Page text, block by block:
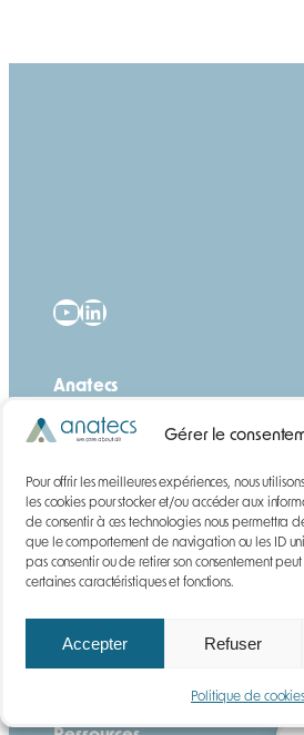
Gérer le
Pour offrir les meilleures expériences, nous
les cookies pour stocker et/ou accéder aux
de consentir à ces technologies nous permettra
que le comportement de navigation ou les ID
pas consentir ou de retirer son consentement
certaines caractéristiques et fonctions.
Accepter Refuser
Politique de cookies
YouTube
LinkedIn
Anatecs
Qui sommes-nous ?
Actualités
Carrières
Questions fréquentes
Services
Maintenance